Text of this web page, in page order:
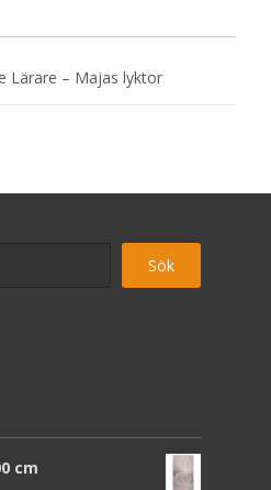
Lärare – Majas lyktor
Sök
cm